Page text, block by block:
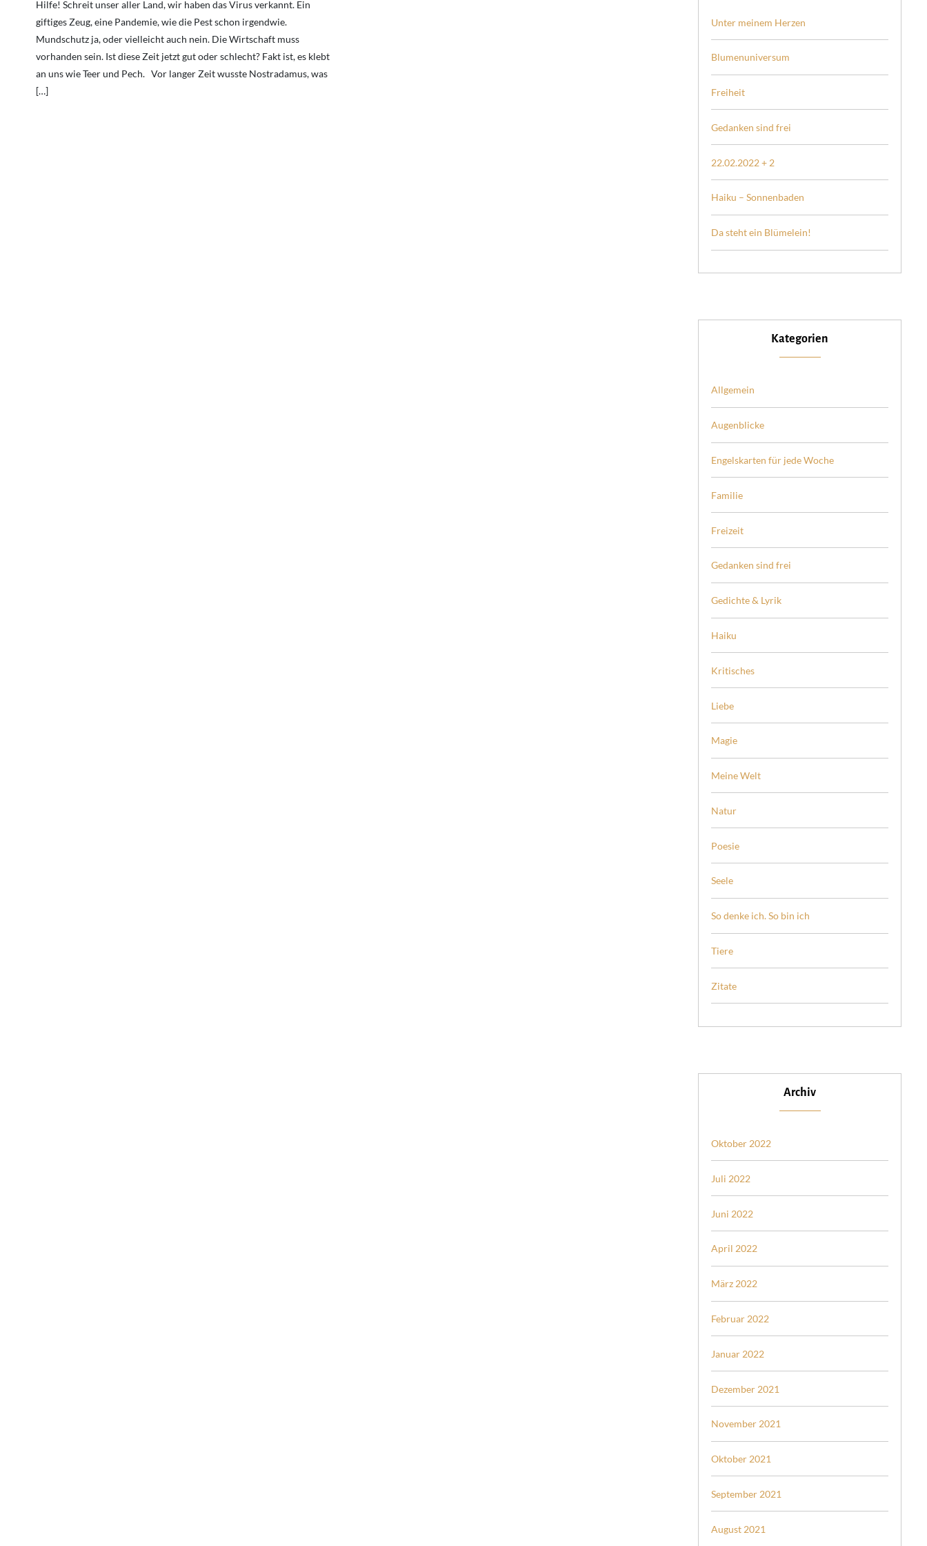
Hilfe! Schreit unser aller Land, wir haben das Virus verkannt. Ein
giftiges Zeug, eine Pandemie, wie die Pest schon irgendwie.
Mundschutz ja, oder vielleicht auch nein. Die Wirtschaft muss
vorhanden sein. Ist diese Zeit jetzt gut oder schlecht? Fakt ist, es klebt
an uns wie Teer und Pech. Vor langer Zeit wusste Nostradamus, was
[…]
Unter meinem Herzen
Blumenuniversum
Freiheit
Gedanken sind frei
22.02.2022 + 2
Haiku – Sonnenbaden
Da steht ein Blümelein!
Kategorien
Allgemein
Augenblicke
Engelskarten für jede Woche
Familie
Freizeit
Gedanken sind frei
Gedichte & Lyrik
Haiku
Kritisches
Liebe
Magie
Meine Welt
Natur
Poesie
Seele
So denke ich. So bin ich
Tiere
Zitate
Archiv
Oktober 2022
Juli 2022
Juni 2022
April 2022
März 2022
Februar 2022
Januar 2022
Dezember 2021
November 2021
Oktober 2021
September 2021
August 2021